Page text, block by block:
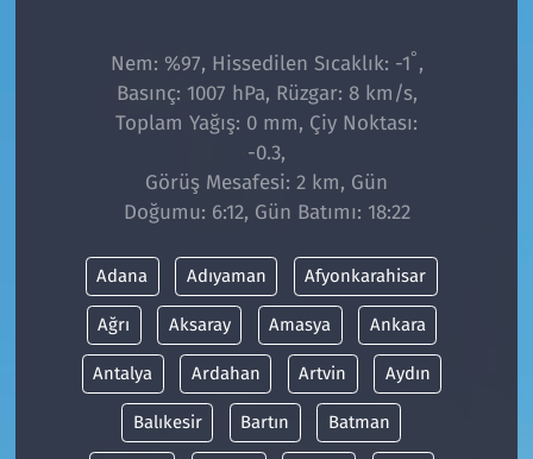
Nem: %97, Hissedilen Sıcaklık: -1° ,
Basınç: 1007 hPa, Rüzgar: 8 km/s,
Toplam Yağış: 0 mm, Çiy Noktası:
-0.3,
Görüş Mesafesi: 2 km, Gün
Doğumu: 6:12, Gün Batımı: 18:22
Adana Adıyaman Afyonkarahisar
Ağrı Aksaray Amasya Ankara
Antalya Ardahan Artvin Aydın
Balıkesir Bartın Batman